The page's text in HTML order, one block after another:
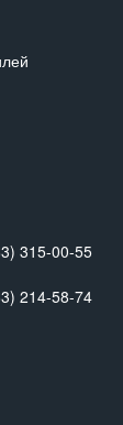
315-00-55
214-58-74